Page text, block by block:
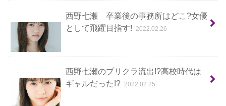
西野七瀬 卒業後の事務所はどこ?女優
として飛躍目指す!
2022.02.26
西野七瀬のプリクラ流出!?高校時代は
ギャルだった!?
2022.02.25